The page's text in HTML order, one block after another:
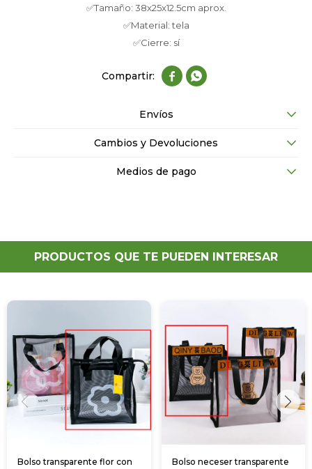
✅Tamaño: 38x25x12.5cm aprox.
✅Material: tela
✅Cierre: sí
 
Envíos
Cambios y Devoluciones
Medios de pago
PRODUCTOS QUE TE PUEDEN INTERESAR
Bolso transparente flor con
Bolso neceser transparente